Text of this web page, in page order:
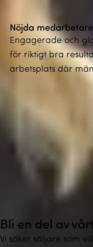
Nöjda medarbetare
Engagerade och
för riktigt bra
arbetsplats där
Nyfiken på hur ni
fler och nöjdare
Vi är vana med att
partners och är
processen. Från
återköpsfrekvens som
Bli en del av
Vi söker säljare som